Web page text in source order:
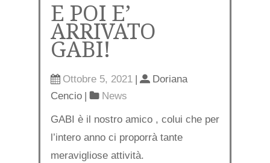
E POI E’
ARRIVATO
GABI!
Ottobre 5, 2021 |
Doriana
Cencio | News
GABI è il nostro amico , colui che per
l’intero anno ci proporrà tante
meravigliose attività.